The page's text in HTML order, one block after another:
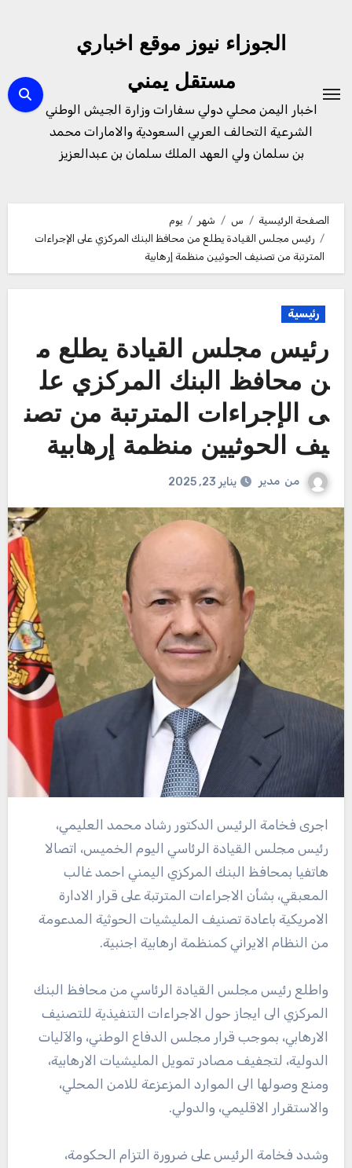
الجوزاء نيوز موقع اخباري
مستقل يمني
اخبار اليمن محلي دولي سفارات وزارة الجيش الوطني
الشرعية التحالف العربي السعودية والامارات محمد
بن سلمان ولي العهد الملك سلمان بن عبدالعزيز
الصفحة الرئيسية س شهر
يوم
رئيس مجلس القيادة يطلع من محافظ البنك المركزي على الإجراءات
المترتبة من تصنيف الحوثيين منظمة إرهابية
رئيسية
رئيس مجلس القيادة يطلع م
ن محافظ البنك المركزي عل
ى الإجراءات المترتبة من تصن
يف الحوثيين منظمة إرهابية
من مدير يناير 23, 2025
رئيس مجلس القيادة الرئاسي اليوم الخميس، اتصالا
هاتفيا بمحافظ البنك المركزي اليمني احمد غالب
المعبقي، بشأن الاجراءات المترتبة على قرار الادارة
الامريكية باعادة تصنيف المليشيات الحوثية المدعومة
من النظام الايراني كمنظمة ارهابية اجنبية.
‏‎واطلع رئيس مجلس القيادة الرئاسي من محافظ البنك
المركزي الى ايجاز حول الاجراءات التنفيذية للتصنيف
الارهابي، بموجب قرار مجلس الدفاع الوطني، والآليات
الدولية، لتجفيف مصادر تمويل المليشيات الارهابية،
ومنع وصولها الى الموارد المزعزعة للامن المحلي،
والاستقرار الاقليمي، والدولي.
‏‎وشدد فخامة الرئيس على ضرورة التزام الحكومة،